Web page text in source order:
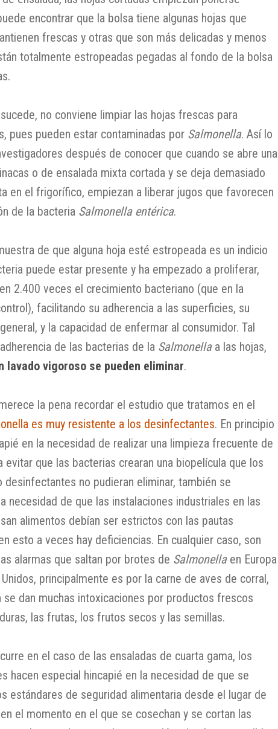
encontrar que la bolsa tiene algunas hojas que
frescas y otras que son más delicadas y menos
totalmente estropeadas pegadas al fondo de la bolsa
no conviene limpiar las hojas frescas para
pues pueden estar contaminadas por Salmonella. Así lo
después de conocer que cuando se abre una
o de ensalada mixta cortada y se deja demasiado
en el frigorífico, empiezan a liberar jugos que favorecen
de la bacteria Salmonella entérica.
de que alguna hoja esté estropeada es un indicio
puede estar presente y ha empezado a proliferar,
2.400 veces el crecimiento bacteriano (que en la
facilitando su adherencia a las superficies, su
y la capacidad de enfermar al consumidor. Tal
de las bacterias de la Salmonellaa las hojas,
lavado vigoroso se pueden eliminar.
la pena recordar el estudio que tratamos en el
es muy resistente a los desinfectantes. En principio
en la necesidad de realizar una limpieza frecuente de
evitar que las bacterias crearan una biopelícula que los
desinfectantes no pudieran eliminar, también se
necesidad de que las instalaciones industriales en las
alimentos debían ser estrictos con las pautas
esto a veces hay deficiencias. En cualquier caso, son
alarmas que saltan por brotes de Salmonellaen Europa
principalmente es por la carne de aves de corral,
se dan muchas intoxicaciones por productos frescos
las frutas, los frutos secos y las semillas.
en el caso de las ensaladas de cuarta gama, los
hacen especial hincapié en la necesidad de que se
estándares de seguridad alimentaria desde el lugar de
el momento en el que se cosechan y se cortan las